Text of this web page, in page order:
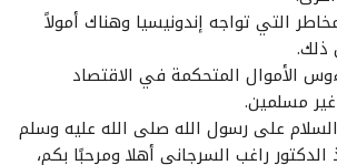
التي تواجه إندونيسيا وهناك أمولاً
الأموال المتحكمة في الاقتصاد
مسلمين.
على رسول الله صلى الله عليه وسلم
راغب السرجاني أهلا ومرحبًا بكم،